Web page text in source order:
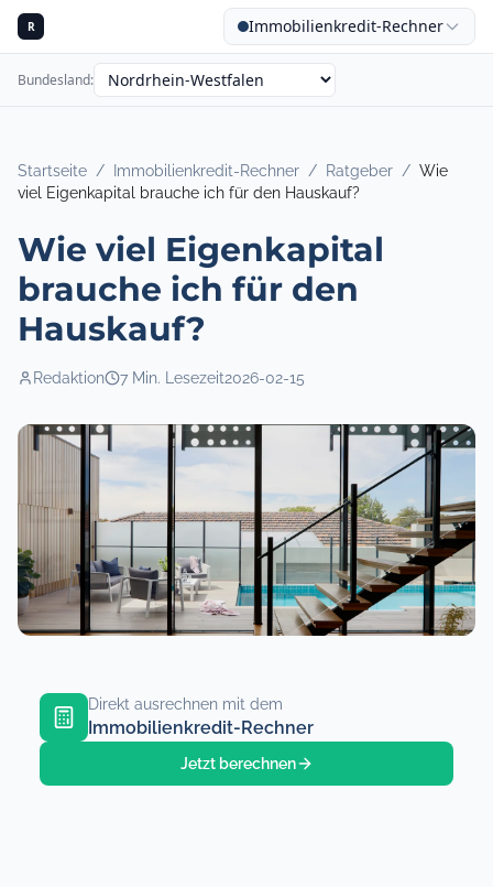
R Immobilienkredit-Rechner
Bundesland:
Startseite / Immobilienkredit-Rechner / Ratgeber / Wie
viel Eigenkapital brauche ich für den Hauskauf?
Wie viel Eigenkapital
brauche ich für den
Hauskauf?
Redaktion 7 Min. Lesezeit2026-02-15
Direkt ausrechnen mit dem
Immobilienkredit-Rechner
Jetzt berechnen